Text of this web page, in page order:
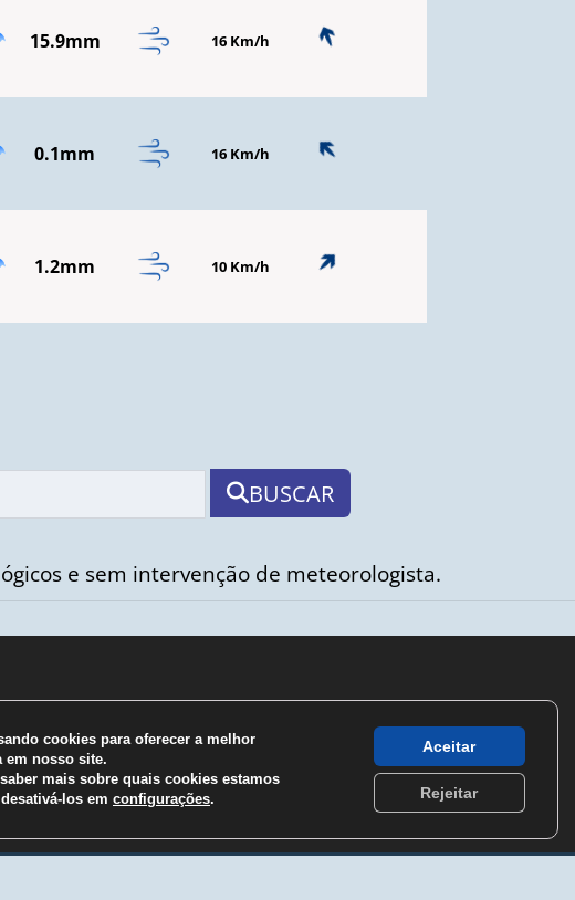
15.9mm 16 Km/h
0.1mm 16 Km/h
1.2mm 10 Km/h
BUSCAR
e sem intervenção de meteorologista.
cookies para oferecer a melhor
em nosso site.
mais sobre quais cookies estamos
los em configurações.
Aceitar
Rejeitar